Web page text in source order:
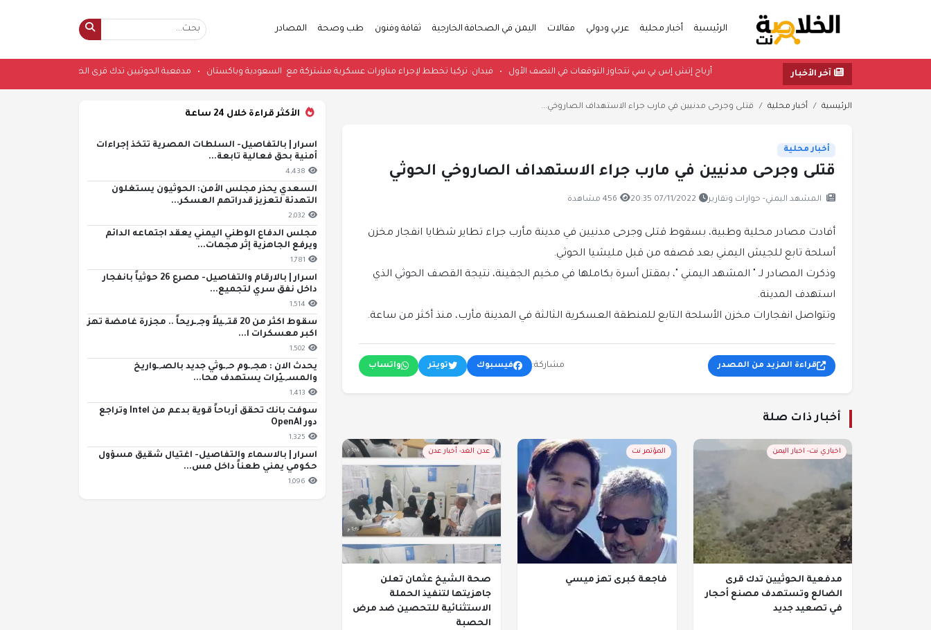
الرئيسية أخبار محلية عربي ودولي مقالات اليمن في الصحافة الخارجية ثقافة وفنون طب وصحة المصادر
آخر الأخبار أرباح إتش إس بي سي تتجاوز التوقعات في النصف الأول• فيدان: تركيا تخطط لإجراء مناورات عسكرية مشتركة مع السعودية وباكستان•مدفعية الحوثيين تدك قرى الضالع
الرئيسية أخبار محلية قتلى وجرحى مدنيين في مارب جراء الاستهداف الصاروخي...
أخبار محلية
قتلى وجرحى مدنيين في مارب جراء الاستهداف الصاروخي الحوثي
المشهد اليمني- حوارات وتقارير 07/11/2022 20:35 456 مشاهدة
أفادت مصادر محلية وطبية، بسقوط قتلى وجرحى مدنيين في مدينة مأرب جراء تطاير شظايا انفجار مخزن
أسلحة تابع للجيش اليمني بعد قصفه من قبل مليشيا الحوثي.
وذكرت المصادر لـ " المشهد اليمني "، بمقتل أسرة بكاملها في مخيم الجفينة، نتيجة القصف الحوثي الذي
استهدف المدينة.
وتتواصل انفجارات مخزن الأسلحة التابع للمنطقة العسكرية الثالثة في المدينة مأرب، منذ أكثر من ساعة.
قراءة المزيد من المصدر مشاركة: فيسبوك تويتر واتساب
أخبار ذات صلة
اخباري نت- اخبار اليمن
مدفعية الحوثيين تدك قرى
الضالع وتستهدف مصنع أحجار
في تصعيد جديد
المؤتمر نت
فاجعة كبرى تهز ميسي
عدن الغد- أخبار عدن
صحة الشيخ عثمان تعلن
جاهزيتها لتنفيذ الحملة
الاستثنائية للتحصين ضد مرض
الحصبة
الأكثر قراءة خلال 24 ساعة
اسرار | بالتفاصيل- السلطات المصرية تتخذ إجراءات
أمنية بحق فعالية تابعة...
4,438
السعدي يحذر مجلس الأمن: الحوثيون يستغلون
التهدئة لتعزيز قدراتهم العسكر...
2,032
مجلس الدفاع الوطني اليمني يعقد اجتماعه الدائم
ويرفع الجاهزية إثر هجمات...
1,781
اسرار | بالارقام والتفاصيل- مصرع 26 حوثياً بانفجار
داخل نفق سري لتجميع...
1,514
سقوط اكثر من 20 قتـ,ـيلاً وجـ,ـريحاً .. مجزرة غامضة تهز
اكبر معسكرات ا...
1,502
يحدث الان : هجـ,ـوم حـ,ـوثي جديد بالصـ,ـواريخ
والمسـ,ـيّرات يستهدف محا...
1,413
سوفت بانك تحقق أرباحاً قوية بدعم من Intel وتراجع
دور OpenAI
1,325
اسرار | بالاسماء والتفاصيل- اغتيال شقيق مسؤول
حكومي يمني طعناً داخل مس...
1,096